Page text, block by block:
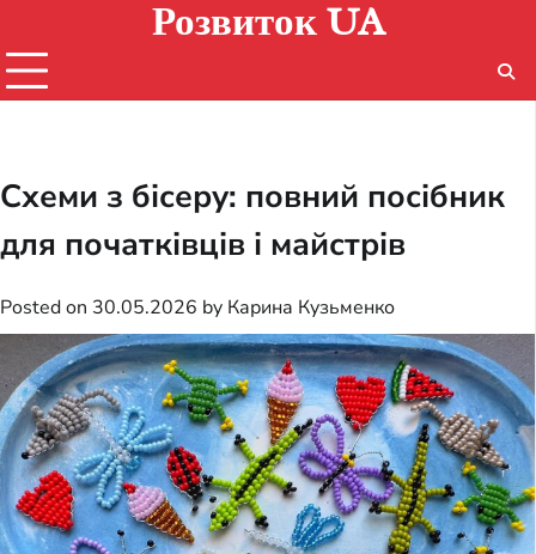
content
Розвиток UA
Схеми з бісеру: повний посібник
для початківців і майстрів
Posted on 30.05.2026 by Карина Кузьменко